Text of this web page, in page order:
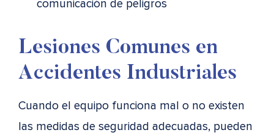
comunicación de peligros
Lesiones Comunes en
Accidentes Industriales
Cuando el equipo funciona mal o no existen
las medidas de seguridad adecuadas, pueden